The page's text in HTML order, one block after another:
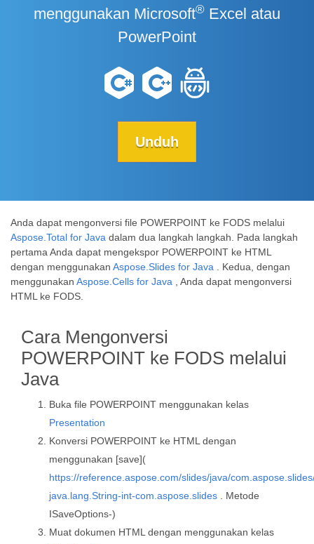
menggunakan Microsoft® Excel atau
PowerPoint
Unduh
Anda dapat mengonversi file POWERPOINT ke FODS melalui
Aspose.Total for Java dalam dua langkah langkah. Pada langkah
pertama Anda dapat mengekspor POWERPOINT ke HTML
dengan menggunakan Aspose.Slides for Java . Kedua, dengan
menggunakan Aspose.Cells for Java , Anda dapat mengonversi
HTML ke FODS.
Cara Mengonversi
POWERPOINT ke FODS melalui
Java
Buka file POWERPOINT menggunakan kelas
Presentation
Konversi POWERPOINT ke HTML dengan
menggunakan [save](
https://reference.aspose.com/slides/java/
java.lang.String-int-com.aspose.slides . Metode
ISaveOptions-)
Muat dokumen HTML dengan menggunakan kelas